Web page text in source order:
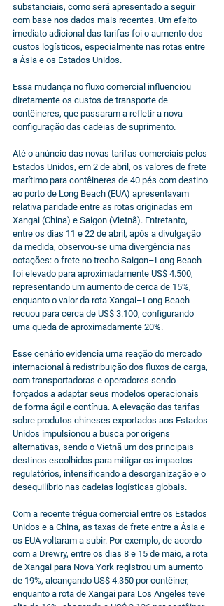
substanciais, como será apresentado a seguir
com base nos dados mais recentes. Um efeito
imediato adicional das tarifas foi o aumento dos
custos logísticos, especialmente nas rotas entre
a Ásia e os Estados Unidos.
Essa mudança no fluxo comercial influenciou
diretamente os custos de transporte de
contêineres, que passaram a refletir a nova
configuração das cadeias de suprimento.
Até o anúncio das novas tarifas comerciais pelos
Estados Unidos, em 2 de abril, os valores de frete
marítimo para contêineres de 40 pés com destino
ao porto de Long Beach (EUA) apresentavam
relativa paridade entre as rotas originadas em
Xangai (China) e Saigon (Vietnã). Entretanto,
entre os dias 11 e 22 de abril, após a divulgação
da medida, observou-se uma divergência nas
cotações: o frete no trecho Saigon–Long Beach
foi elevado para aproximadamente US$ 4.500,
representando um aumento de cerca de 15%,
enquanto o valor da rota Xangai–Long Beach
recuou para cerca de US$ 3.100, configurando
uma queda de aproximadamente 20%.
Esse cenário evidencia uma reação do mercado
internacional à redistribuição dos fluxos de carga,
com transportadoras e operadores sendo
forçados a adaptar seus modelos operacionais
de forma ágil e contínua. A elevação das tarifas
sobre produtos chineses exportados aos Estados
Unidos impulsionou a busca por origens
alternativas, sendo o Vietnã um dos principais
destinos escolhidos para mitigar os impactos
regulatórios, intensificando a desorganização e o
desequilíbrio nas cadeias logísticas globais.
Com a recente trégua comercial entre os Estados
Unidos e a China, as taxas de frete entre a Ásia e
os EUA voltaram a subir. Por exemplo, de acordo
com a Drewry, entre os dias 8 e 15 de maio, a rota
de Xangai para Nova York registrou um aumento
de 19%, alcançando US$ 4.350 por contêiner,
enquanto a rota de Xangai para Los Angeles teve